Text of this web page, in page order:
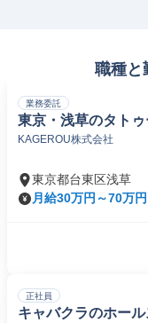
職種と
業務委託
東京・浅草のタト
KAGEROU株式会社
東京都台東区浅草
月給30万円～70万円
正社員
キャバクラのホー